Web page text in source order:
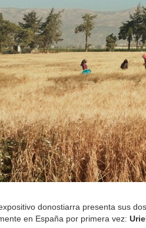
donostiarra presenta sus
en España por primera vez: